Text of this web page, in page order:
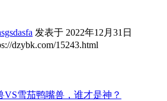
发表于 2022年12月31日
dzybk.com/15243.html
VS雪茄鸭嘴兽，谁才是神？